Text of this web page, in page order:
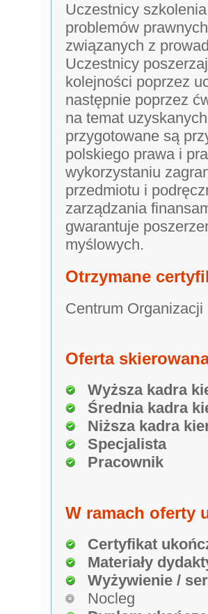
Uczestnicy
problemów
związanych z
Uczestnicy
kolejności poprzez
następnie poprzez
na temat
przygotowane są
polskiego prawa i
wykorzystaniu
przedmiotu i
zarządzania
gwarantuje
myślowych.
Otrzymane
Centrum
Oferta
Wyższa kadra
Średnia kadra
Niższa kadra
Specjalista
Pracownik
W ramach oferty
Certyfikat
Materiały
Wyżywienie /
Nocleg